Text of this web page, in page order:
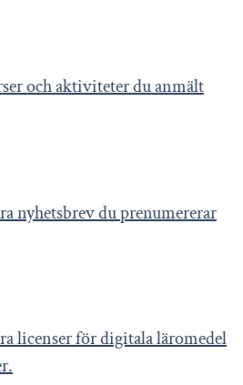
och aktiviteter du anmält
nyhetsbrev du prenumererar
licenser för digitala läromedel